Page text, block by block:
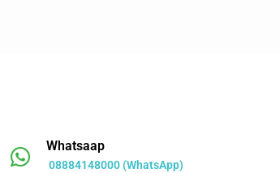
Whatsaap
08884148000 (WhatsApp)